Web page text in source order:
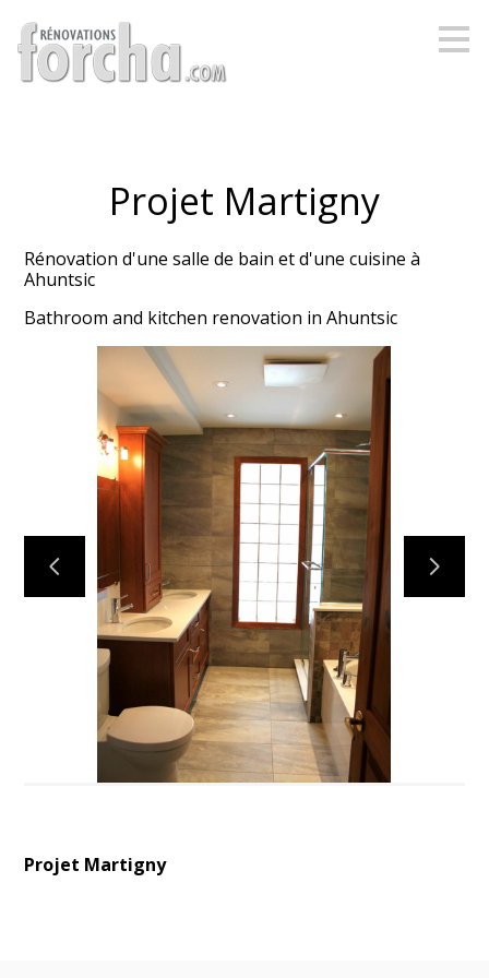
Passer
au
contenu
principal
ACCUEIL
PROJETS
À PROPOS
CONTACT
Projet Martigny
Rénovation d'une salle de bain et d'une cuisine à
Ahuntsic
Bathroom and kitchen renovation in Ahuntsic
Projet Martigny